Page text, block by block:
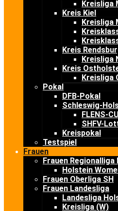
Kreisliga
Kreis Kiel
Kreisliga
Kreis
Kreisliga
Kreis
Kreisliga
Pokal
DFB-Pokal
Schleswig-
FLENS-
SHFV-
Kreispokal
Testspiel
Frauen
Frauen Regionalliga
Holstein
Frauen Oberliga SH
Frauen Landesliga
Landesliga
Kreisliga (W)